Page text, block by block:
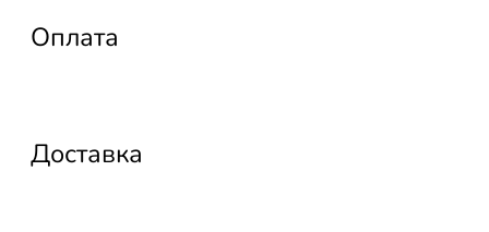
Оплата
Доставка